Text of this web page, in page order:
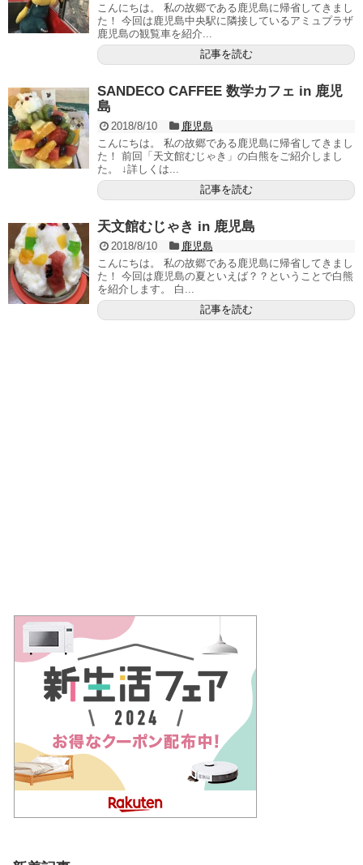
こんにちは。 私の故郷である鹿児島に帰省してきまし
た！ 今回は鹿児島中央駅に隣接しているアミュプラザ
鹿児島の観覧車を紹介...
記事を読む
SANDECO CAFFEE 数学カフェ in 鹿児
島
2018/8/10
鹿児島
こんにちは。 私の故郷である鹿児島に帰省してきまし
た！ 前回「天文館むじゃき」の白熊をご紹介しまし
た。 ↓詳しくは...
記事を読む
天文館むじゃき in 鹿児島
2018/8/10
鹿児島
こんにちは。 私の故郷である鹿児島に帰省してきまし
た！ 今回は鹿児島の夏といえば？？ということで白熊
を紹介します。 白...
記事を読む